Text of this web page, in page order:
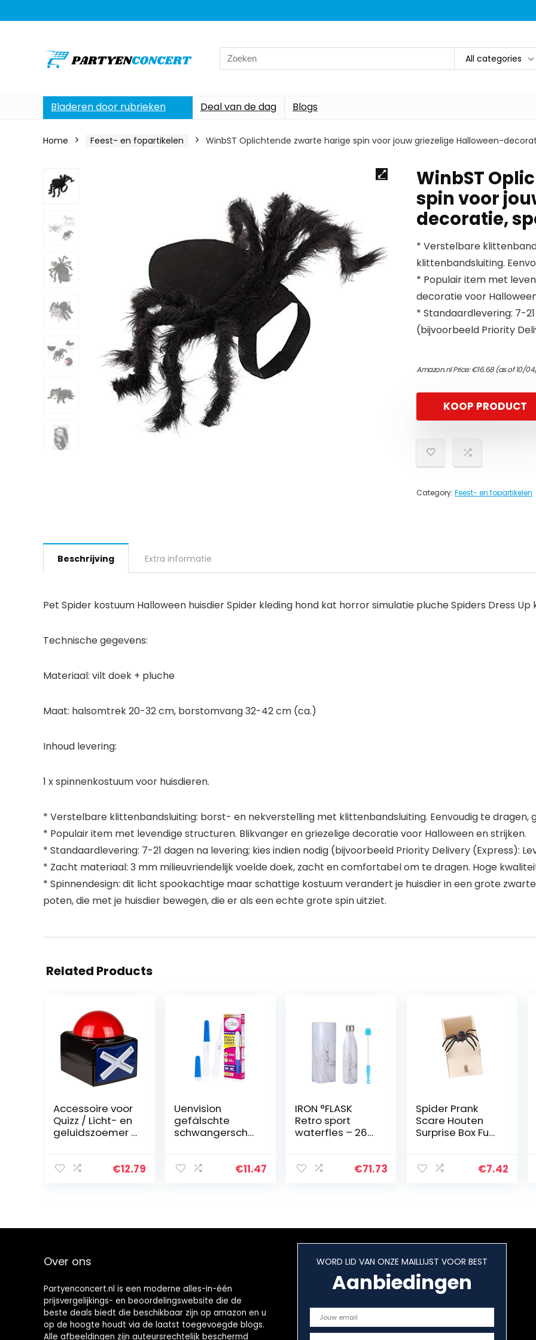
Search
for:
All categories
Bladeren door rubrieken Deal van de dag Blogs
Home Feest- en fopartikelen WinbST Oplichtende zwarte harige spin voor jouw griezelige Halloween-
WinbST
spin voor
decoratie,
* Verstelbare
klittenbandsluiting.
* Populair item met
decoratie voor
* Standaardlevering: 7-
(bijvoorbeeld Priority
Amazon.nl Price:€16.68(as of 10/
KOOP PRODUCT
Category: Feest- en fopartikelen
Beschrijving Extra informatie
Pet Spider kostuum Halloween huisdier Spider kleding hond kat horror simulatie pluche Spiders Dress Up
Technische gegevens:
Materiaal: vilt doek + pluche
Maat: halsomtrek 20-32 cm, borstomvang 32-42 cm (ca.)
Inhoud levering:
1 x spinnenkostuum voor huisdieren.
* Verstelbare klittenbandsluiting: borst- en nekverstelling met klittenbandsluiting. Eenvoudig te dragen,
* Populair item met levendige structuren. Blikvanger en griezelige decoratie voor Halloween en strijken.
* Standaardlevering: 7-21 dagen na levering; kies indien nodig (bijvoorbeeld Priority Delivery (Express):
* Zacht materiaal: 3 mm milieuvriendelijk voelde doek, zacht en comfortabel om te dragen. Hoge
* Spinnendesign: dit licht spookachtige maar schattige kostuum verandert je huisdier in een grote
poten, die met je huisdier bewegen, die er als een echte grote spin uitziet.
Related Products
Accessoire voor
Quizz / Licht- en
geluidszoemer /
€12.79
Uenvision
gefälschte
schwangerscha
prank, gag, 2er-
€11.47
IRON °FLASK
Retro sport
waterfles – 26
roestvrij staal,
€71.73
Spider Prank
Scare Houten
Surprise Box Fun
Favors
€7.42
Over ons
Partyenconcert.nl is een moderne alles-in-één
prijsvergelijkings- en beoordelingswebsite die de
beste deals biedt die beschikbaar zijn op amazon en u
op de hoogte houdt via de laatst toegevoegde blogs.
Alle afbeeldingen zijn auteursrechtelijk beschermd
WORD LID VAN ONZE MAILLIJST VOOR BEST
Aanbiedingen